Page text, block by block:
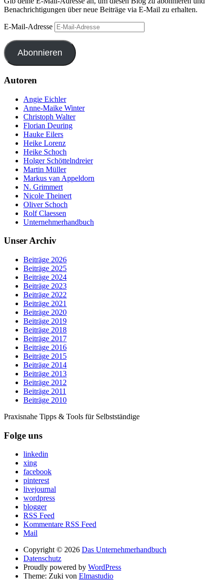
Benachrichtigungen über neue Beiträge via E-Mail zu erhalten.
E-Mail-Adresse
Abonnieren
Autoren
Angie Eichler
Anne-Maike Winter
Christoph Walter
Florian Deuring
Hauke Eilers
Heike Lorenz
Heike Schoch
Holger Schöttelndreier
Martin Müller
Markus van Appeldorn
N. Grimmert
Nicole Theinert
Oliver Schoch
Rolf Claessen
Unternehmerhandbuch
Unser Archiv
Beiträge 2026
Beiträge 2025
Beiträge 2024
Beiträge 2023
Beiträge 2022
Beiträge 2021
Beiträge 2020
Beiträge 2019
Beiträge 2018
Beiträge 2017
Beiträge 2016
Beiträge 2015
Beiträge 2014
Beiträge 2013
Beiträge 2012
Beiträge 2011
Beiträge 2010
Praxisnahe Tipps & Tools für Selbstständige
Folge uns
linkedin
xing
facebook
pinterest
livejournal
wordpress
blogger
RSS Feed
Kommentare RSS Feed
Mail
Copyright © 2026 Das Unternehmerhandbuch
Datenschutz
Proudly powered by WordPress
Theme: Zuki von Elmastudio